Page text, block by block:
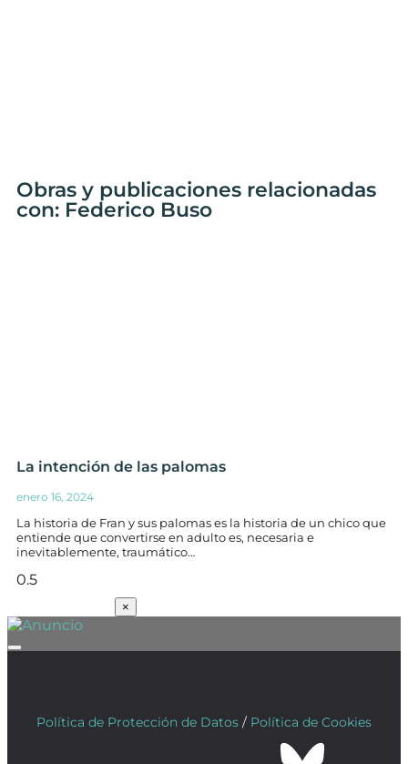
Obras y publicaciones relacionadas
con: Federico Buso
La intención de las palomas
enero 16, 2024
La historia de Fran y sus palomas es la historia de un chico que
entiende que convertirse en adulto es, necesaria e
inevitablemente, traumático…
×
Política de Protección de Datos / Política de Cookies